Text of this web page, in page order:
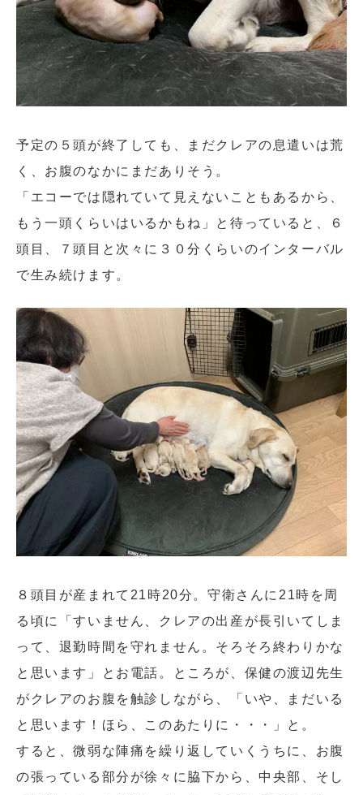
予定の５頭が終了しても、まだクレアの息遣いは荒
く、お腹のなかにまだありそう。
「エコーでは隠れていて見えないこともあるから、
もう一頭くらいはいるかもね」と待っていると、６
頭目、７頭目と次々に３０分くらいのインターバル
で生み続けます。
８頭目が産まれて21時20分。守衛さんに21時を周
る頃に「すいません、クレアの出産が長引いてしま
って、退勤時間を守れません。そろそろ終わりかな
と思います」とお電話。ところが、保健の渡辺先生
がクレアのお腹を触診しながら、「いや、まだいる
と思います！ほら、このあたりに・・・」と。
すると、微弱な陣痛を繰り返していくうちに、お腹
の張っている部分が徐々に脇下から、中央部、そし